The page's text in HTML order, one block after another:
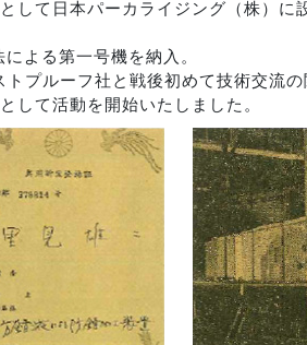
して日本パーカライジング（株）
よる第一号機を納入。
プルーフ社と戦後初めて技術交流
して活動を開始いたしました。